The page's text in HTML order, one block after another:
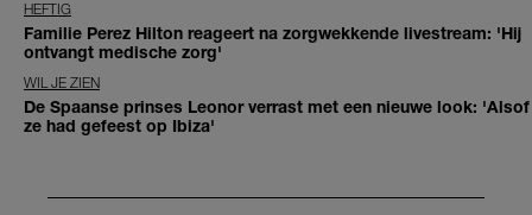
HEFTIG
Familie Perez Hilton reageert na zorgwekkende livestream: 'Hij
ontvangt medische zorg'
WIL JE ZIEN
De Spaanse prinses Leonor verrast met een nieuwe look: 'Alsof
ze had gefeest op Ibiza'